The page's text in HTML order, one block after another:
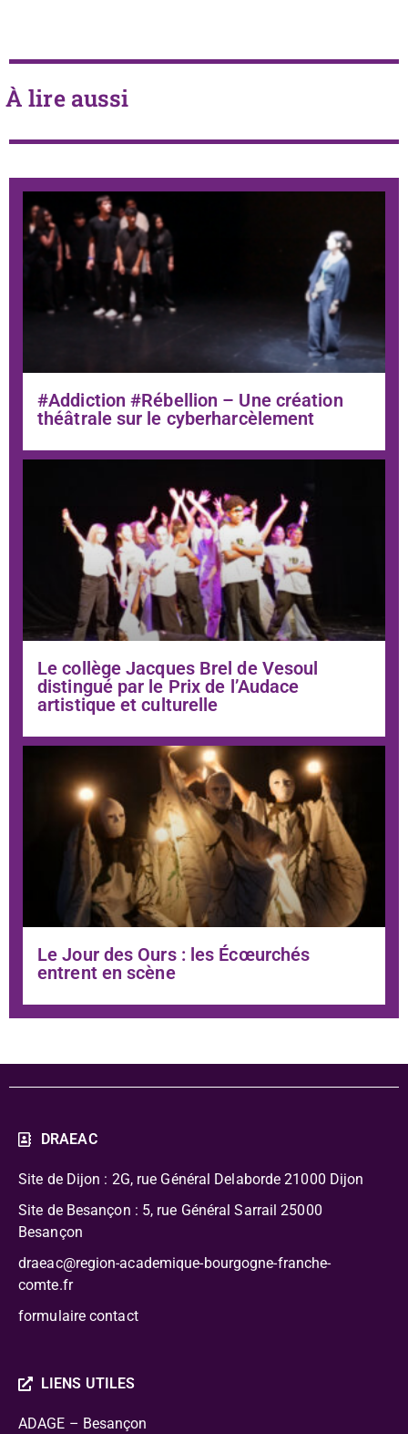
À lire aussi
#Addiction #Rébellion – Une création
théâtrale sur le cyberharcèlement
Le collège Jacques Brel de Vesoul
distingué par le Prix de l’Audace
artistique et culturelle
Le Jour des Ours : les Écœurchés
entrent en scène
DRAEAC
Site de Dijon : 2G, rue Général Delaborde 21000 Dijon
Site de Besançon : 5, rue Général Sarrail 25000
Besançon
draeac@region-academique-bourgogne-franche-
comte.fr
formulaire contact
LIENS UTILES
ADAGE – Besançon